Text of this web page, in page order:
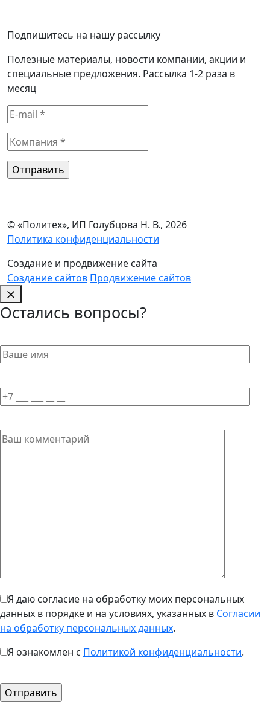
Подпишитесь на нашу рассылку
Полезные материалы, новости компании, акции и
специальные предложения. Рассылка 1-2 раза в
месяц
© «Политех», ИП Голубцова Н. В., 2026
Политика конфиденциальности
Создание и продвижение сайта
Создание сайтов Продвижение сайтов
Остались вопросы?
Я даю согласие на обработку моих персональных
данных в порядке и на условиях, указанных в Согласии
на обработку персональных данных.
Я ознакомлен с Политикой конфиденциальности.